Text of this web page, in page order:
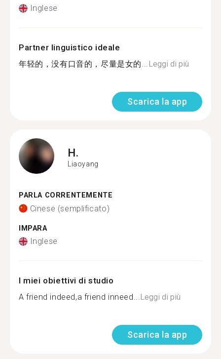
Inglese
Partner linguistico ideale
年轻的，没有口音的，尽量是女的...Leggi di più
Scarica la app
H.
Liaoyang
PARLA CORRENTEMENTE
Cinese (semplificato)
IMPARA
Inglese
I miei obiettivi di studio
A friend indeed,a friend inneed...Leggi di più
Scarica la app